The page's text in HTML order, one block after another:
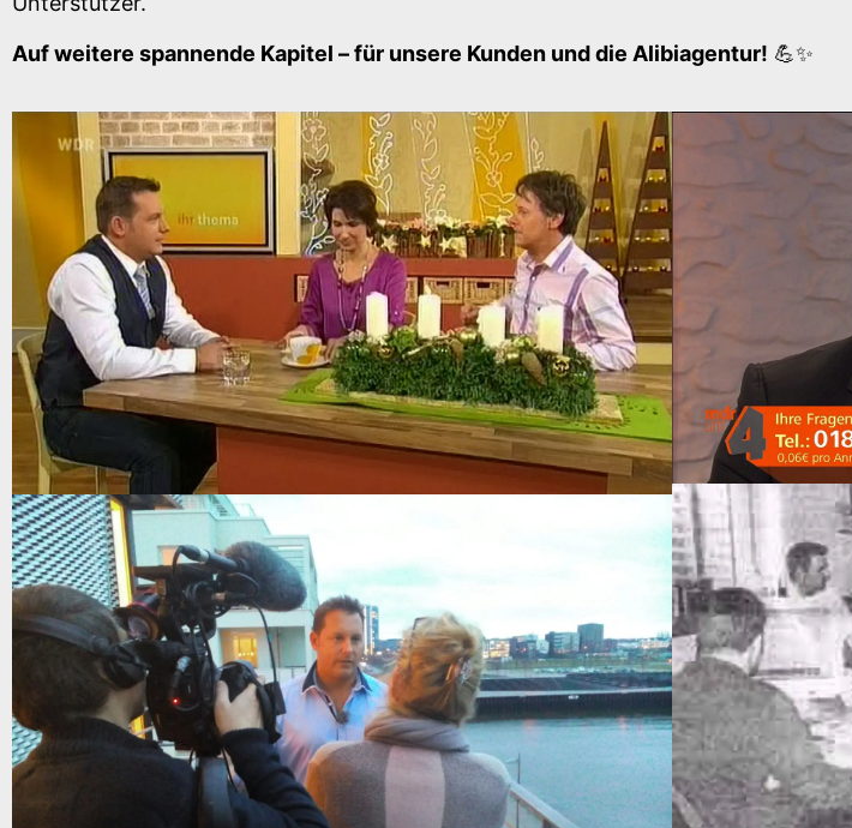
Auf weitere spannende Kapitel – für unsere Kunden und die Alibiagentur! 💪✨